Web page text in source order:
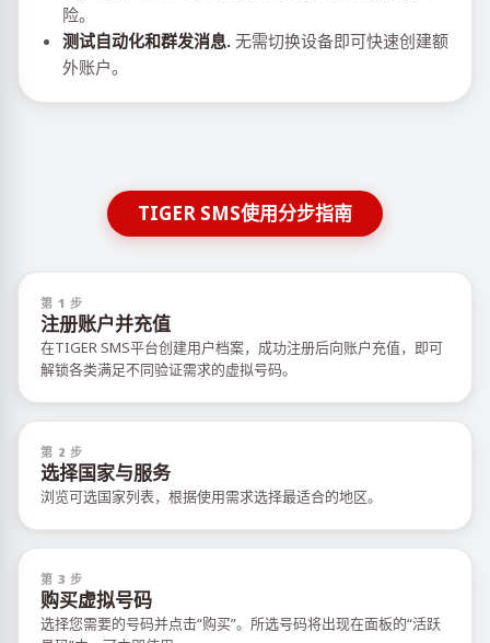
险。
测试自动化和群发消息. 无需切换设备即可快速创建额
外账户。
TIGER SMS使用分步指南
第 1 步
注册账户并充值
在TIGER SMS平台创建用户档案，成功注册后向账户充值，即可
解锁各类满足不同验证需求的虚拟号码。
第 2 步
选择国家与服务
浏览可选国家列表，根据使用需求选择最适合的地区。
第 3 步
购买虚拟号码
选择您需要的号码并点击“购买”。所选号码将出现在面板的“活跃